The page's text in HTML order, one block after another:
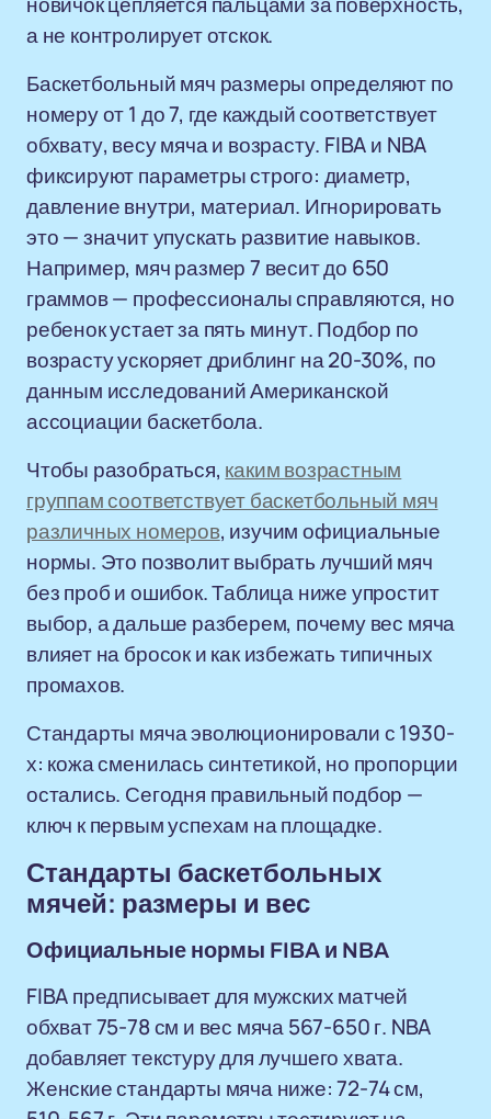
а не контролирует отскок.
Баскетбольный мяч размеры определяют по
номеру от 1 до 7, где каждый соответствует
обхвату, весу мяча и возрасту. FIBA и NBA
фиксируют параметры строго: диаметр,
давление внутри, материал. Игнорировать
это — значит упускать развитие навыков.
Например, мяч размер 7 весит до 650
граммов — профессионалы справляются, но
ребенок устает за пять минут. Подбор по
возрасту ускоряет дриблинг на 20-30%, по
данным исследований Американской
ассоциации баскетбола.
Чтобы разобраться, каким возрастным
группам соответствует баскетбольный мяч
различных номеров, изучим официальные
нормы. Это позволит выбрать лучший мяч
без проб и ошибок. Таблица ниже упростит
выбор, а дальше разберем, почему вес мяча
влияет на бросок и как избежать типичных
промахов.
Стандарты мяча эволюционировали с 1930-
х: кожа сменилась синтетикой, но пропорции
остались. Сегодня правильный подбор —
ключ к первым успехам на площадке.
Стандарты баскетбольных
мячей: размеры и вес
Официальные нормы FIBA и NBA
FIBA предписывает для мужских матчей
обхват 75-78 см и вес мяча 567-650 г. NBA
добавляет текстуру для лучшего хвата.
Женские стандарты мяча ниже: 72-74 см,